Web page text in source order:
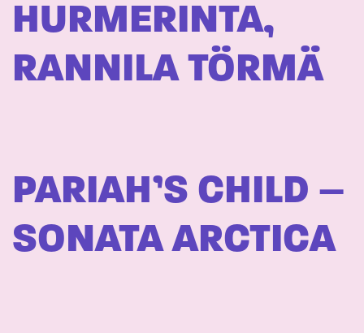
HURMERINTA,
RANNILA TÖRMÄ
PARIAH’S CHILD –
SONATA ARCTICA